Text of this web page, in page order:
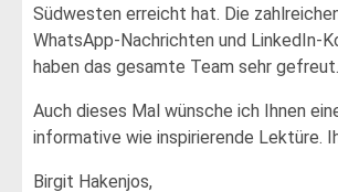
Südwesten erreicht hat. Die
WhatsApp-Nachrichten und LinkedIn-
haben das gesamte Team sehr gefreut.
Auch dieses Mal wünsche ich Ihnen
informative wie inspirierende Lektüre.
Birgit Hakenjos,